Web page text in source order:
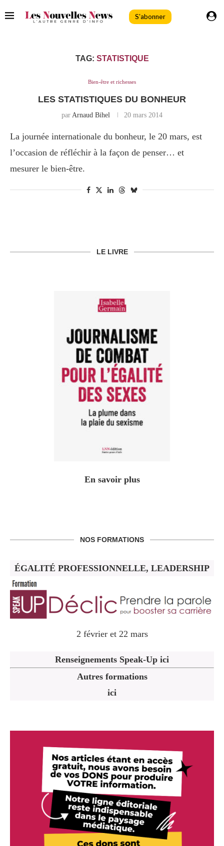
S'abonner
TAG: STATISTIQUE
Bien-être et richesses
LES STATISTIQUES DU BONHEUR
par Arnaud Bihel 20 mars 2014
La journée internationale du bonheur, le 20 mars, est
l’occasion de réfléchir à la façon de penser… et
mesurer le bien-être.
LE LIVRE
En savoir plus
NOS FORMATIONS
ÉGALITÉ PROFESSIONNELLE, LEADERSHIP
2 février et 22 mars
Renseignements Speak-Up ici
Autres formations
ici